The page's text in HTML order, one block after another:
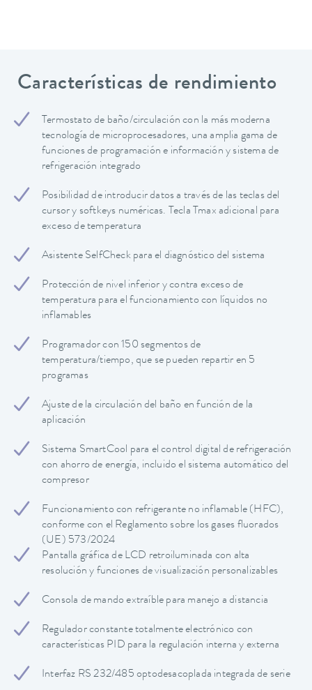
Características de rendimiento
Termostato de baño/circulación con la más moderna
tecnología de microprocesadores, una amplia gama de
funciones de programación e información y sistema de
refrigeración integrado
Posibilidad de introducir datos a través de las teclas del
cursor y softkeys numéricas. Tecla Tmax adicional para
exceso de temperatura
Asistente SelfCheck para el diagnóstico del sistema
Protección de nivel inferior y contra exceso de
temperatura para el funcionamiento con líquidos no
inflamables
Programador con 150 segmentos de
temperatura/tiempo, que se pueden repartir en 5
programas
Ajuste de la circulación del baño en función de la
aplicación
Sistema SmartCool para el control digital de refrigeración
con ahorro de energía, incluido el sistema automático del
compresor
Funcionamiento con refrigerante no inflamable (HFC),
conforme con el Reglamento sobre los gases fluorados
(UE) 573/2024
Pantalla gráfica de LCD retroiluminada con alta
resolución y funciones de visualización personalizables
Consola de mando extraíble para manejo a distancia
Regulador constante totalmente electrónico con
características PID para la regulación interna y externa
Interfaz RS 232/485 optodesacoplada integrada de serie